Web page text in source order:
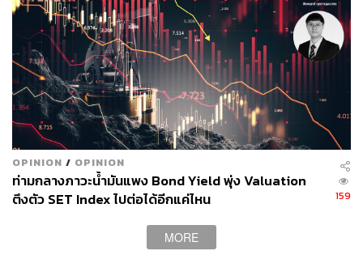
ตั้งแต่ช่วงปี 2020
ถึงอย่างนั้นมันก็มีช่วงเวลาที่เขาเผชิญกับเครื่องหมายคำถาม
ว่าตกลงแล้วนี่คือคนที่ใช่ คนที่เหมาะสม คนที่จะพา
อาร์เซนอลไปให้ถึงวันแห่งชัยชนะได้ใช่ไหม?
โชคดีสำหรับอาร์เตตาที่เขามีเอดู คนสำคัญอีกคนของเรื่อง
OPINION / OPINION
ท่ามกลางภาวะน้ำมันแพง Bond Yield พุ่ง Valuation
ตึงตัว SET Index ไปต่อได้อีกแค่ไหน
159
MORE